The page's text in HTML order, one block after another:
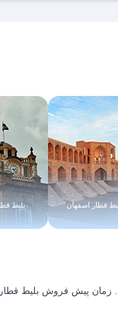
قطار اصفهان بلیط
زمان پیش فروش بلیط